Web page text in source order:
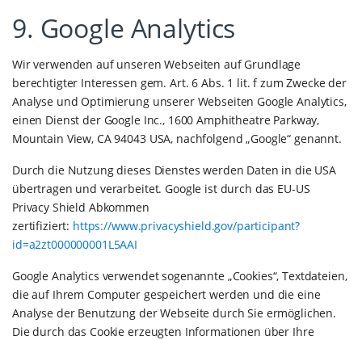
9. Google Analytics
Wir verwenden auf unseren Webseiten auf Grundlage
berechtigter Interessen gem. Art. 6 Abs. 1 lit. f zum Zwecke der
Analyse und Optimierung unserer Webseiten Google Analytics,
einen Dienst der Google Inc., 1600 Amphitheatre Parkway,
Mountain View, CA 94043 USA, nachfolgend „Google“ genannt.
Durch die Nutzung dieses Dienstes werden Daten in die USA
übertragen und verarbeitet. Google ist durch das EU-US
Privacy Shield Abkommen
zertifiziert: https://www.privacyshield.gov/participant?
id=a2zt000000001L5AAI
Google Analytics verwendet sogenannte „Cookies“, Textdateien,
die auf Ihrem Computer gespeichert werden und die eine
Analyse der Benutzung der Webseite durch Sie ermöglichen.
Die durch das Cookie erzeugten Informationen über Ihre